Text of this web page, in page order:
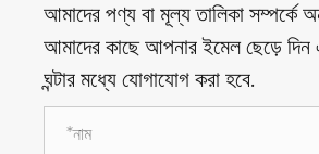
আমাদের পণ্য বা মূল্য তালিকা সম্পর্কে
আমাদের কাছে আপনার ইমেল ছেড়ে
ঘন্টার মধ্যে যোগাযোগ করা হবে.